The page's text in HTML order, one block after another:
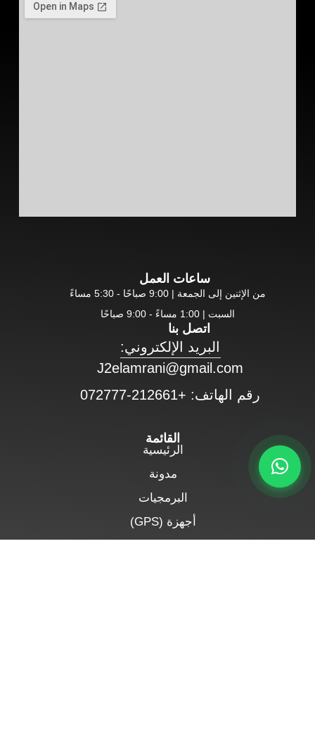
القائمة
الرئيسية
مدونة
البرمجيات
أجهزة (GPS)
ساعات العمل
من الإثنين إلى الجمعة | 9:00 صباحًا - 5:30 مساءً
السبت | 1:00 مساءً - 9:00 صباحًا
اتصل بنا
البريد الإلكتروني:
J2elamrani@gmail.com
رقم الهاتف: +212661-072777